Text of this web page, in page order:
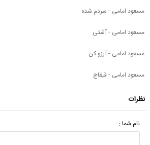
مسعود امامی - سردم شده
مسعود امامی - آشتی
مسعود امامی - آرزو کن
مسعود امامی - قیقاج
نظرات
نام شما :